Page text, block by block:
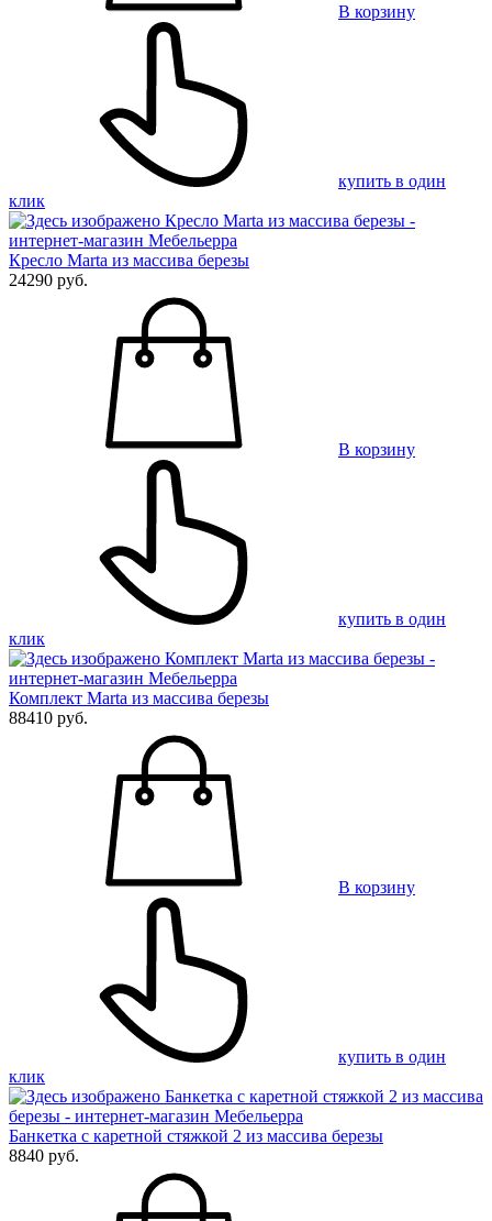
В корзину
купить в один
клик
Кресло Marta из массива березы
24290 руб.
В корзину
купить в один
клик
Комплект Marta из массива березы
88410 руб.
В корзину
купить в один
клик
Банкетка с каретной стяжкой 2 из массива березы
8840 руб.